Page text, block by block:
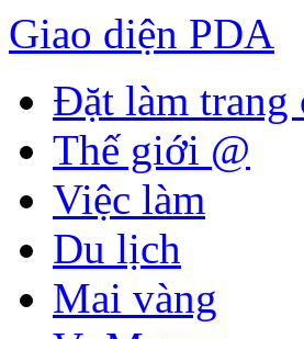
Giao diện PDA
Đặt làm trang
Thế giới @
Việc làm
Du lịch
Mai vàng